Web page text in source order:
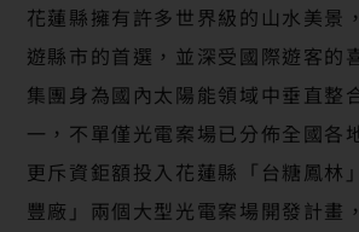
花蓮縣擁有許多世界級的山水美景
遊縣市的首選，並深受國際遊客的
集團身為國內太陽能領域中垂直整
一，不單僅光電案場已分佈全國各
更斥資鉅額投入花蓮縣「台糖鳳林
豐廠」兩個大型光電案場開發計畫